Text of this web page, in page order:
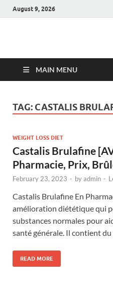
August 9, 2026
Hulk
MAIN MENU
TAG: CASTALIS
WEIGHT LOSS DIET
Castalis Brulafine
Pharmacie, Prix,
February 23, 2023 - byadmin -
Castalis Brulafine En
amélioration diététique qui
substances normales pour
santé générale. Il contient du
READ MORE